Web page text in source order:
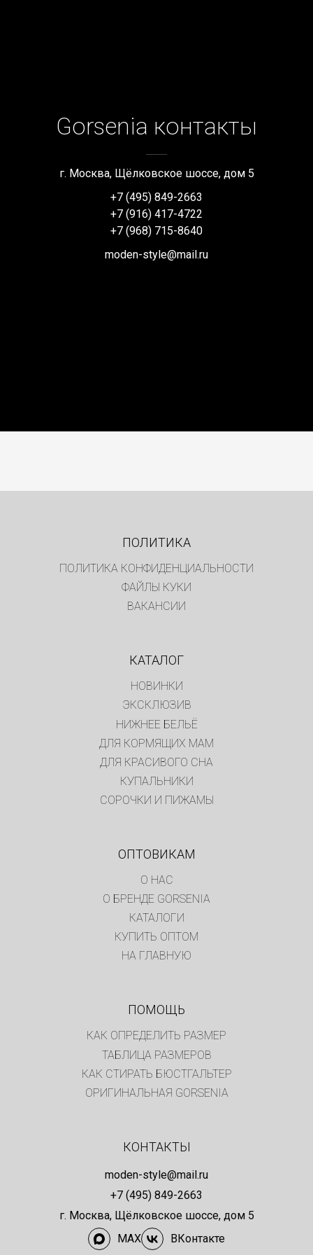
Gorsenia контакты
г. Москва, Щёлковское шоссе, дом 5
+7 (495) 849-2663
+7 (916) 417-4722
+7 (968) 715-8640
moden-style@mail.ru
ПОЛИТИКА
ПОЛИТИКА КОНФИДЕНЦИАЛЬНОСТИ
ФАЙЛЫ КУКИ
ВАКАНСИИ
КАТАЛОГ
НОВИНКИ
ЭКСКЛЮЗИВ
НИЖНЕЕ БЕЛЬЁ
ДЛЯ КОРМЯЩИХ МАМ
ДЛЯ КРАСИВОГО СНА
КУПАЛЬНИКИ
СОРОЧКИ И ПИЖАМЫ
ОПТОВИКАМ
О НАС
О БРЕНДЕ GORSENIA
КАТАЛОГИ
КУПИТЬ ОПТОМ
НА ГЛАВНУЮ
ПОМОЩЬ
КАК ОПРЕДЕЛИТЬ РАЗМЕР
ТАБЛИЦА РАЗМЕРОВ
КАК СТИРАТЬ БЮСТГАЛЬТЕР
ОРИГИНАЛЬНАЯ GORSENIA
КОНТАКТЫ
moden-style@mail.ru
+7 (495) 849-2663
г. Москва, Щёлковское шоссе, дом 5
MAX
ВКонтакте